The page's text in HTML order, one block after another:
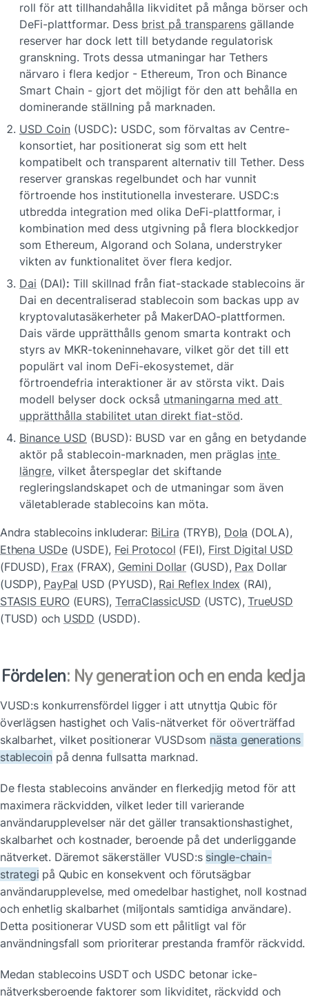
roll för att tillhandahålla likviditet på många börser och
DeFi-plattformar. Dess brist på transparens gällande
reserver har dock lett till betydande regulatorisk
granskning. Trots dessa utmaningar har Tethers
närvaro i flera kedjor - Ethereum, Tron och Binance
Smart Chain - gjort det möjligt för den att behålla en
dominerande ställning på marknaden.
USD Coin (USDC): USDC, som förvaltas av Centre-
konsortiet, har positionerat sig som ett helt
kompatibelt och transparent alternativ till Tether. Dess
reserver granskas regelbundet och har vunnit
förtroende hos institutionella investerare. USDC:s
utbredda integration med olika DeFi-plattformar, i
kombination med dess utgivning på flera blockkedjor
som Ethereum, Algorand och Solana, understryker
vikten av funktionalitet över flera kedjor.
Dai (DAI): Till skillnad från fiat-stackade stablecoins är
Dai en decentraliserad stablecoin som backas upp av
kryptovalutasäkerheter på MakerDAO-plattformen.
Dais värde upprätthålls genom smarta kontrakt och
styrs av MKR-tokeninnehavare, vilket gör det till ett
populärt val inom DeFi-ekosystemet, där
förtroendefria interaktioner är av största vikt. Dais
modell belyser dock också utmaningarna med att
upprätthålla stabilitet utan direkt fiat-stöd.
Binance USD (BUSD): BUSD var en gång en betydande
aktör på stablecoin-marknaden, men präglas inte
längre, vilket återspeglar det skiftande
regleringslandskapet och de utmaningar som även
väletablerade stablecoins kan möta.
Andra stablecoins inkluderar: BiLira (TRYB), Dola
Ethena USDe (USDE), Fei Protocol (FEI), First Digital USD
(FDUSD), Frax (FRAX), Gemini Dollar (GUSD), Pax Dollar
(USDP), PayPal USD (PYUSD), Rai Reflex Index
STASIS EURO (EURS), TerraClassicUSD (USTC), TrueUSD
(TUSD) och USDD (USDD).
Fördelen: Ny generation och en enda kedja
VUSD:s konkurrensfördel ligger i att utnyttja Qubic för
överlägsen hastighet och Valis-nätverket för oöverträffad
skalbarhet, vilket positionerar VUSDsom nästa generations
stablecoin på denna fullsatta marknad.
De flesta stablecoins använder en flerkedjig metod för att
maximera räckvidden, vilket leder till varierande
användarupplevelser när det gäller transaktionshastighet,
skalbarhet och kostnader, beroende på det underliggande
nätverket. Däremot säkerställer VUSD:s single-chain-
strategi på Qubic en konsekvent och förutsägbar
användarupplevelse, med omedelbar hastighet, noll kostnad
och enhetlig skalbarhet (miljontals samtidiga användare).
Detta positionerar VUSD som ett pålitligt val för
användningsfall som prioriterar prestanda framför räckvidd.
Medan stablecoins USDT och USDC betonar icke-
nätverksberoende faktorer som likviditet, räckvidd och